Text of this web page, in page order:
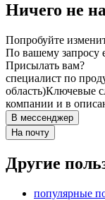
Ничего не
Попробуйте
По вашему запросу
Присылать вам?
специалист по
область)Ключевые
компании и в
В мессенджер
На почту
Другие
популярные